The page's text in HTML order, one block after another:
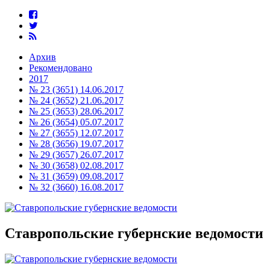
Архив
Рекомендовано
2017
№ 23 (3651) 14.06.2017
№ 24 (3652) 21.06.2017
№ 25 (3653) 28.06.2017
№ 26 (3654) 05.07.2017
№ 27 (3655) 12.07.2017
№ 28 (3656) 19.07.2017
№ 29 (3657) 26.07.2017
№ 30 (3658) 02.08.2017
№ 31 (3659) 09.08.2017
№ 32 (3660) 16.08.2017
Ставропольские губернские ведомости